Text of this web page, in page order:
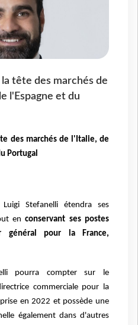
tête des marchés de
l'Espagne et du
des marchés de l'Italie, de
Portugal
Stefanelli étendra ses
enconservant ses postes
général pour la France,
pourra compter sur le
commerciale pour la
en 2022 et possède une
également dans d'autres